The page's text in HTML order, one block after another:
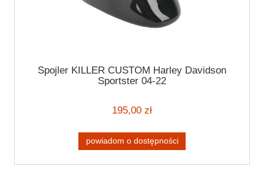
Spojler KILLER CUSTOM Harley Davidson
Sportster 04-22
195,00 zł
powiadom o dostępności